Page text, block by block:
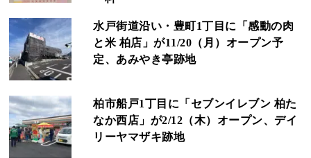
水戸街道沿い・豊町1丁目に「感動の肉
と米 柏店」が11/20（月）オープン予
定、あみやき亭跡地
柏市船戸1丁目に「セブンイレブン 柏た
なか西店」が2/12（木）オープン、デイ
リーヤマザキ跡地